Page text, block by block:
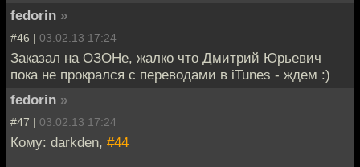
fedorin »
#46 | 03.02.13 17:24
Заказал на ОЗОНе, жалко что Дмитрий Юрьевич
пока не прокрался с переводами в iTunes - ждем :)
fedorin »
#47 | 03.02.13 17:24
Кому: darkden, #44